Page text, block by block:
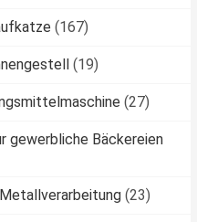
(167)
(19)
(27)
gewerbliche Bäckereien
(23)